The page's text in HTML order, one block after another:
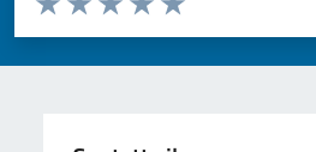
Valuta 5 stelle su 5
Valuta 4 stelle su 5
Valuta 3 stelle su 5
Valuta 2 stelle su 5
Valuta 1 stelle su 5